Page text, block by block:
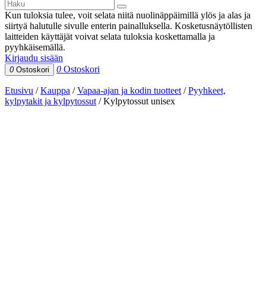
Kun tuloksia tulee, voit selata niitä nuolinäppäimillä ylös ja alas ja
siirtyä halutulle sivulle enterin painalluksella. Kosketusnäytöllisten
laitteiden käyttäjät voivat selata tuloksia koskettamalla ja
pyyhkäisemällä.
Kirjaudu sisään
0 Ostoskori 0 Ostoskori
Etusivu /Kauppa /Vapaa-ajan ja kodin tuotteet /Pyyhkeet,
kylpytakit ja kylpytossut /Kylpytossut unisex